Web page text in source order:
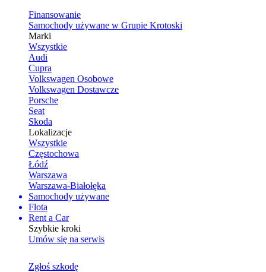
Finansowanie
Samochody używane w Grupie Krotoski
Marki
Wszystkie
Audi
Cupra
Volkswagen Osobowe
Volkswagen Dostawcze
Porsche
Seat
Skoda
Lokalizacje
Wszystkie
Częstochowa
Łódź
Warszawa
Warszawa-Białołęka
Samochody używane
Flota
Rent a Car
Szybkie kroki
Umów się na serwis
Zgłoś szkodę